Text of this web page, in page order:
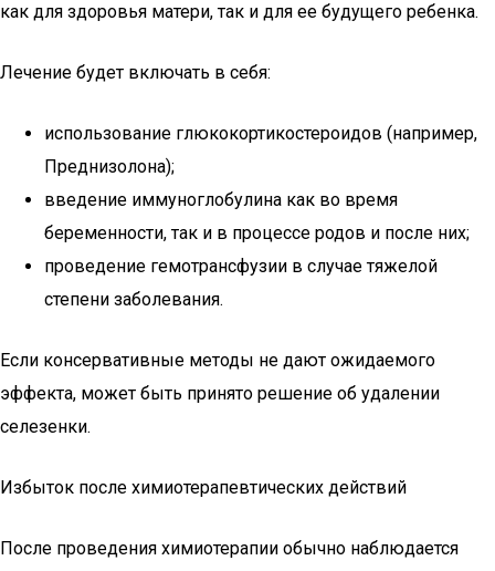
как для здоровья матери, так и для ее будущего ребенка.
Лечение будет включать в себя:
использование глюкокортикостероидов (например,
Преднизолона);
введение иммуноглобулина как во время
беременности, так и в процессе родов и после них;
проведение гемотрансфузии в случае тяжелой
степени заболевания.
Если консервативные методы не дают ожидаемого
эффекта, может быть принято решение об удалении
селезенки.
Избыток после химиотерапевтических действий
После проведения химиотерапии обычно наблюдается